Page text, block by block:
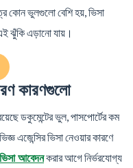
কোন ভুলগুলো বেশি হয়, ভিসা
ঝুঁকি এড়ানো যায়।
কারণগুলো
ডকুমেন্টের ভুল, পাসপোর্টের কম
এজেন্সির ভিসা নেওয়ার কারণে
আবেদনকরার আগে নির্ভরযোগ্য